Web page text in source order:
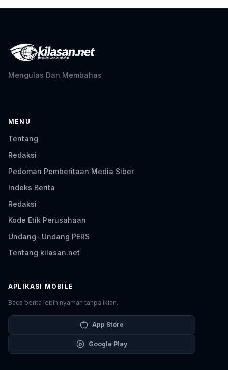
Mengulas Dan Membahas
MENU
Tentang
Redaksi
Pedoman Pemberitaan Media Siber
Indeks Berita
Redaksi
Kode Etik Perusahaan
Undang- Undang PERS
Tentang kilasan.net
APLIKASI MOBILE
Baca berita lebih nyaman tanpa iklan.
App Store
Google Play